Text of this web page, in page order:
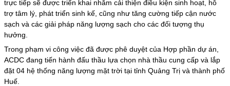
trực tiếp sẽ được triển khai nhằm cải thiện điều kiện sinh hoạt, hỗ
trợ tâm lý, phát triển sinh kế, cũng như tăng cường tiếp cận nước
sạch và các giải pháp năng lượng sạch cho các đối tượng thụ
hưởng.
Trong phạm vi công việc đã được phê duyệt của Hợp phần dự án,
ACDC đang tiến hành đấu thầu lựa chọn nhà thầu cung cấp và lắp
đặt 04 hệ thống năng lượng mặt trời tại tỉnh Quảng Trị và thành phố
Huế.